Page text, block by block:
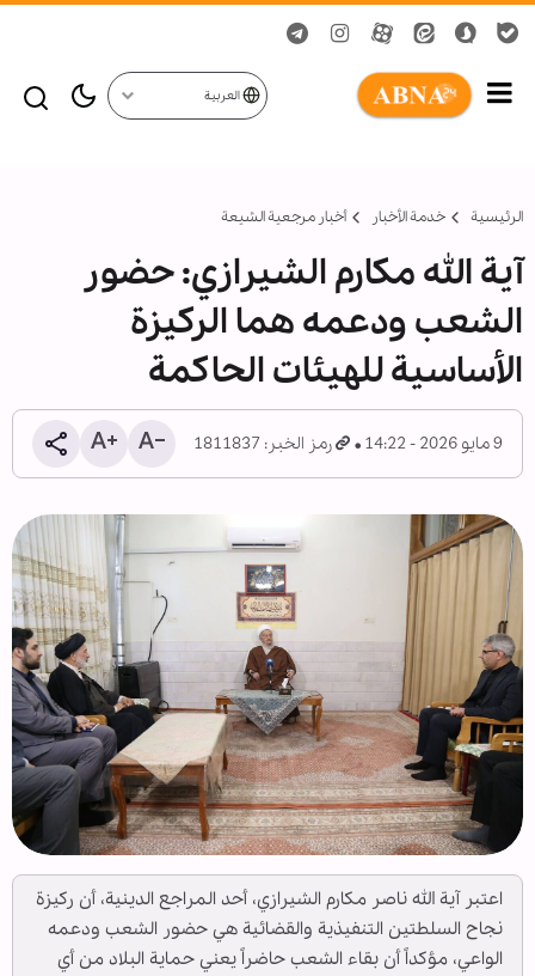
العربية
الرئيسية خدمة الأخبار أخبار مرجعیة الشیعة
آية الله مكارم الشيرازي: حضور
الشعب ودعمه هما الركيزة
الأساسية للهيئات الحاكمة
9 مايو 2026 - 14:22 رمز الخبر: 1811837
اعتبر آية الله ناصر مكارم الشيرازي، أحد المراجع الدينية، أن ركيزة
نجاح السلطتين التنفيذية والقضائية هي حضور الشعب ودعمه
الواعي، مؤكداً أن بقاء الشعب حاضراً يعني حماية البلاد من أي